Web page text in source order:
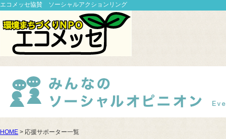
エコメッセ協賛 ソーシャルアクションリング
HOME > 応援サポーター一覧